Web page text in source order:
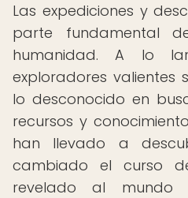
Las expediciones y
parte fundamental
humanidad. A lo
exploradores valientes
lo desconocido en
recursos y
han llevado a
cambiado el curso
revelado al mundo